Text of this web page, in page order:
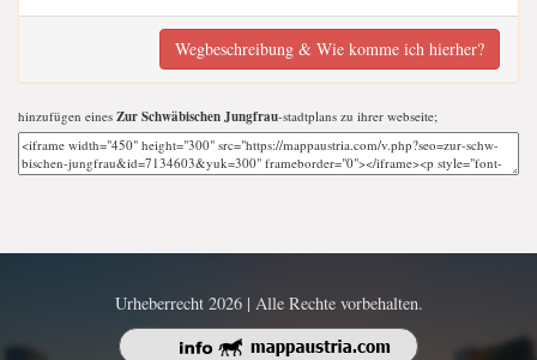
Wegbeschreibung & Wie komme ich hierher?
hinzufügen eines Zur Schwäbischen Jungfrau-stadtplans zu ihrer webseite;
Urheberrecht 2026 | Alle Rechte vorbehalten.